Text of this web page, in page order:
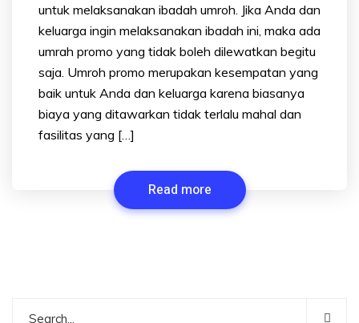
untuk melaksanakan ibadah umroh. Jika Anda dan
keluarga ingin melaksanakan ibadah ini, maka ada
umrah promo yang tidak boleh dilewatkan begitu
saja. Umroh promo merupakan kesempatan yang
baik untuk Anda dan keluarga karena biasanya
biaya yang ditawarkan tidak terlalu mahal dan
fasilitas yang […]
Read more